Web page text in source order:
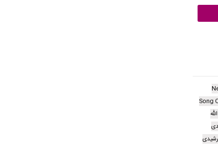
Song